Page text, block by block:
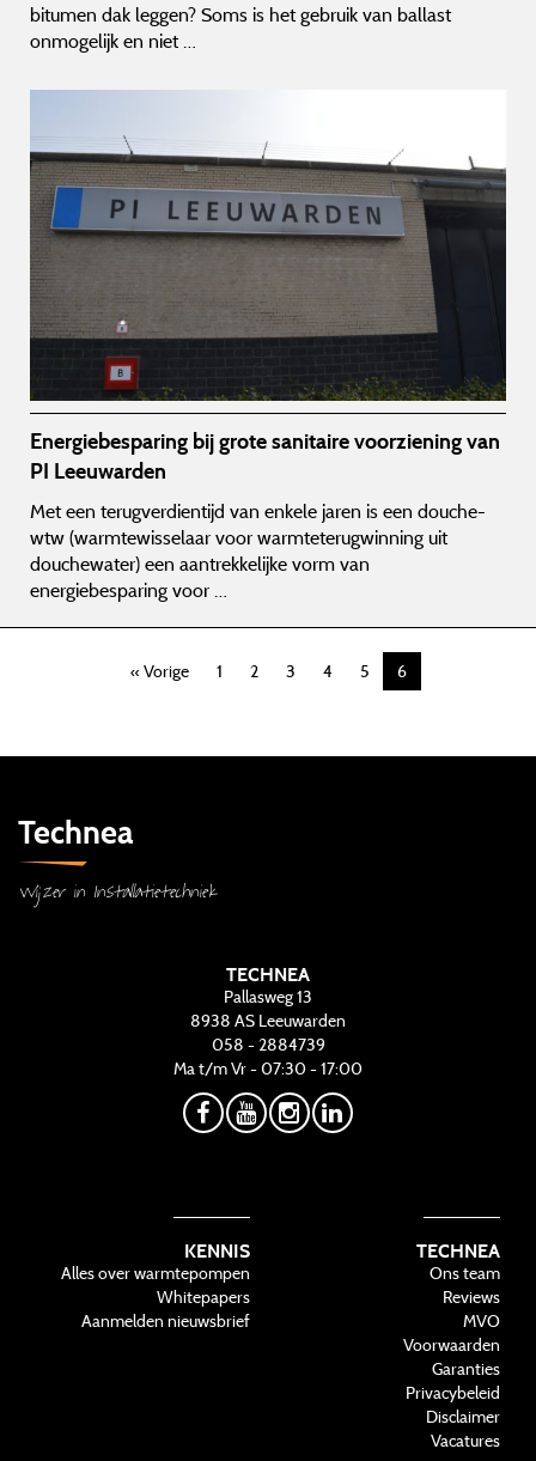
bitumen dak leggen? Soms is het gebruik van ballast
onmogelijk en niet …
Energiebesparing bij grote sanitaire voorziening van
PI Leeuwarden
Met een terugverdientijd van enkele jaren is een douche-
wtw (warmtewisselaar voor warmteterugwinning uit
douchewater) een aantrekkelijke vorm van
energiebesparing voor …
« Vorige 1 2 3 4 5 6
Technea
Wijzer in Installatietechniek
TECHNEA
Pallasweg 13
8938 AS Leeuwarden
058 - 2884739
Ma t/m Vr - 07:30 - 17:00
KENNIS
Alles over warmtepompen
Whitepapers
Aanmelden nieuwsbrief
TECHNEA
Ons team
Reviews
MVO
Voorwaarden
Garanties
Privacybeleid
Disclaimer
Vacatures